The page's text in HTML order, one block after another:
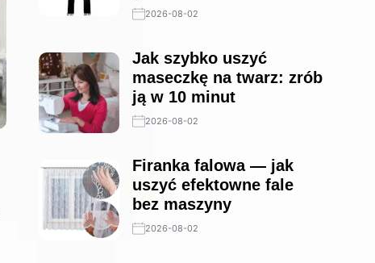
2026-08-02
Jak szybko uszyć
maseczkę na twarz: zrób
ją w 10 minut
2026-08-02
Firanka falowa — jak
uszyć efektowne fale
bez maszyny
2026-08-02